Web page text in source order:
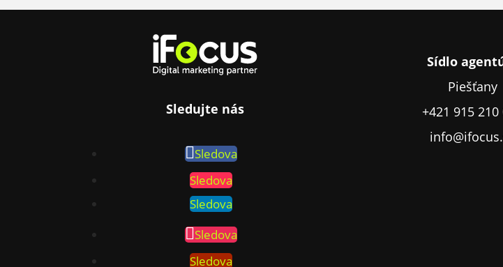
Sledujte nás
Sledova
Sledova
Sledova
Sledova
Sledova
Sídlo
Piešťany
+421 915 210